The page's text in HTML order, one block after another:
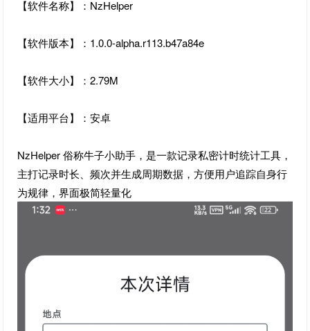
【软件名称】：NzHelper
【软件版本】：1.0.0-alpha.r113.b47a84e
【软件大小】：2.79M
【适用平台】：安卓
NzHelper 俗称牛子小助手，是一款记录私密计时统计工具，
主打记录时长、频次并生成周期数据，方便用户追踪自身行
为规律，界面极简轻量化